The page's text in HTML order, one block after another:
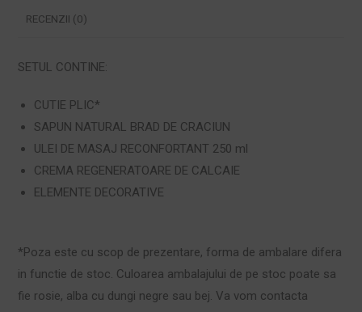
RECENZII (0)
SETUL CONTINE:
CUTIE PLIC*
SAPUN NATURAL BRAD DE CRACIUN
ULEI DE MASAJ RECONFORTANT 250 ml
CREMA REGENERATOARE DE CALCAIE
ELEMENTE DECORATIVE
*Poza este cu scop de prezentare, forma de ambalare difera
in functie de stoc. Culoarea ambalajului de pe stoc poate sa
fie rosie, alba cu dungi negre sau bej. Va vom contacta